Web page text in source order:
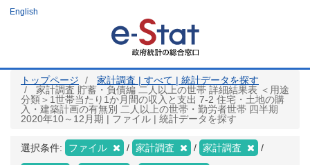
ツ
English
トップページ
家計調査 | すべて | 統計データを探す
家計調査 貯蓄・負債編 二人以上の世帯 詳細結果表 ＜用途
分類＞1世帯当たり1か月間の収入と支出 7-2 住宅・土地の購
入・建築計画の有無別 二人以上の世帯・勤労者世帯 四半期
2020年10～12月期 | ファイル | 統計データを探す
選択条件: ファイル 家計調査 家計調査